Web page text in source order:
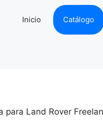
Inicio Catálogo
para Land Rover